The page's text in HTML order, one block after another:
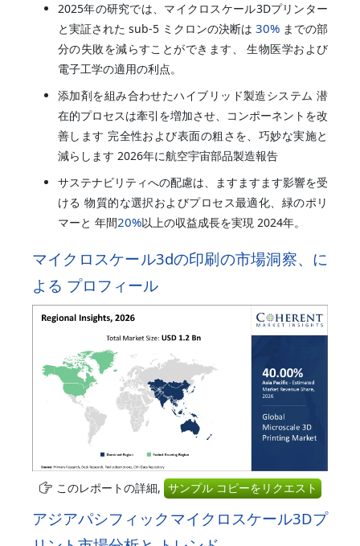
2025年の研究では、マイクロスケール3Dプリンター
と実証された sub-5 ミクロンの決断は 30% までの部
分の失敗を減らすことができます、 生物医学および
電子工学の適用の利点。
添加剤を組み合わせたハイブリッド製造システム 潜
在的プロセスは牽引を増加させ、コンポーネントを改
善します 完全性および表面の粗さを、巧妙な実施と
減らします 2026年に航空宇宙部品製造報告
サステナビリティへの配慮は、ますますます影響を受
ける 物質的な選択およびプロセス最適化、緑のポリ
マーと 年間20%以上の収益成長を実現 2024年。
マイクロスケール3dの印刷の市場洞察、に
よる プロフィール
このレポートの詳細, サンプル コピーをリクエスト
アジアパシフィックマイクロスケール3Dプ